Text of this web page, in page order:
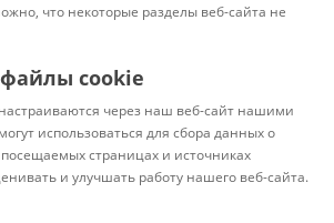
что некоторые разделы веб-сайта не
cookie
через наш веб-сайт нашими
использоваться для сбора данных о
страницах и источниках
и улучшать работу нашего веб-сайта.